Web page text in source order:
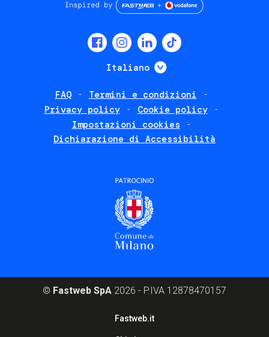
Italiano Mostra ulteriori
FAQ
Termini e condizioni
Privacy policy
Cookie policy
Impostazioni cookies
Dichiarazione di Accessibilità
© Fastweb SpA 2026 - P.IVA 12878470157
Fastweb.it